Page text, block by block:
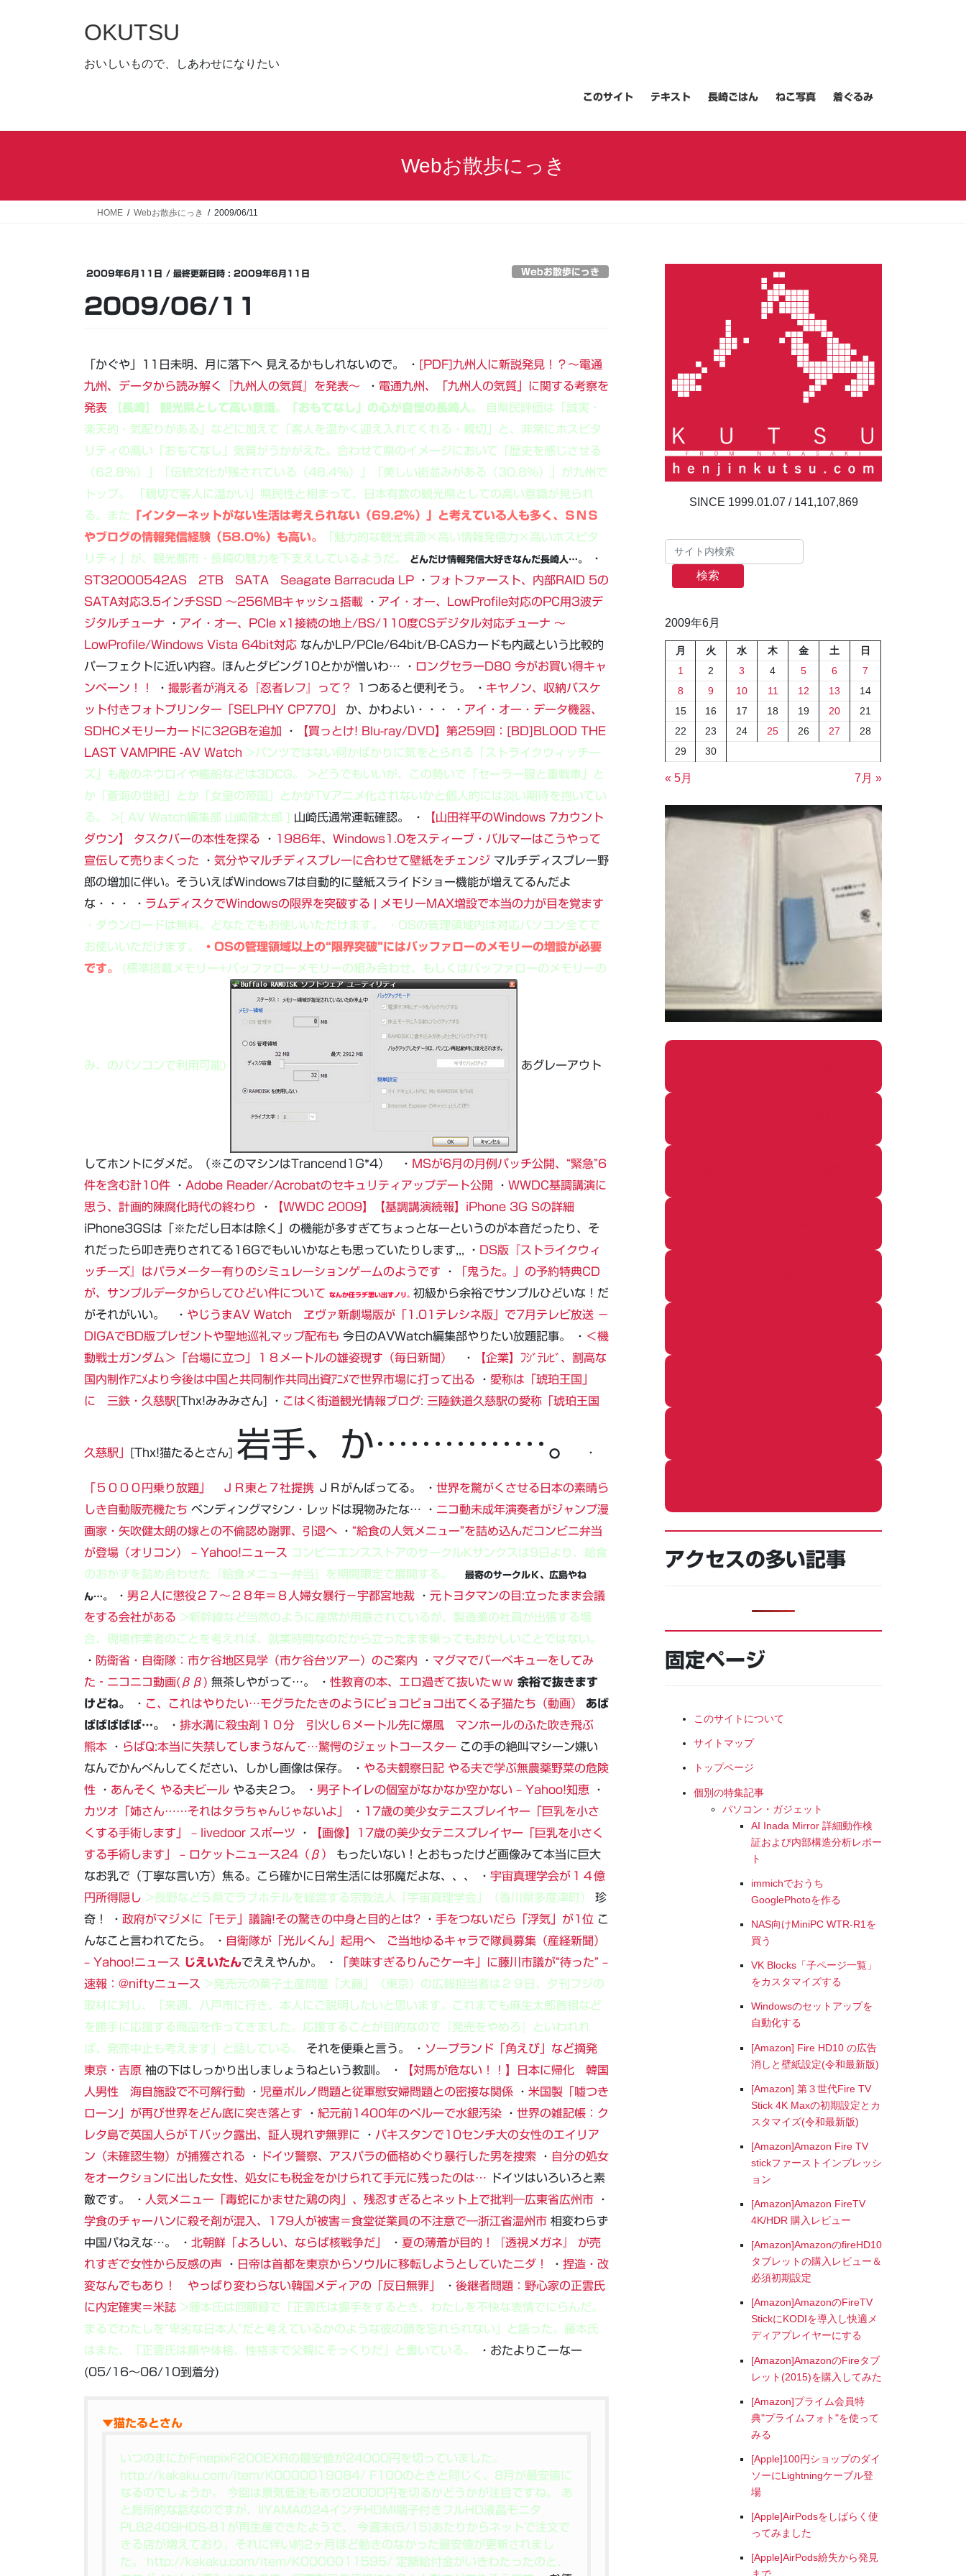
キ
に
OKUTSU
おいしいもので、しあわせになりたい
このサイト テキスト 長崎ごはん ねこ写真 着ぐるみ
Webお散歩にっき
HOME Webお散歩にっき 2009/06/11
2009年6月11日 / 最終更新日時 : 2009年6月11日 Webお散歩にっき
2009/06/11
「かぐや」11日未明、月に落下へ 見えるかもしれないので。 ・ [PDF]九州人に新説発見！？～電通
九州、データから読み解く『九州人の気質』を発表～
・ 電通九州、「九州人の気質」に関する考察を
発表
【長崎】 観光県として高い意識。「おもてなし」の心が自慢の長崎人。
自県民評価は「誠実・
楽天的・気配りがある」などに加えて「客人を温かく迎え入れてくれる・親切」と、非常にホスピタ
リティの高い「おもてなし」気質がうかがえた。合わせて県のイメージにおいて「歴史を感じさせる
（62.8%）」「伝統文化が残されている（48.4%）」「美しい街並みがある（30.8%）」が九州で
トップ。 「親切で客人に温かい」県民性と相まって、日本有数の観光県としての高い意識が見られ
る。また 「インターネットがない生活は考えられない（69.2%）」と考えている人も多く、ＳＮＳ
やブログの情報発信経験（58.0%）も高い。
「魅力的な観光資源×高い情報発信力×高いホスピタ
リティ」が、観光都市・長崎の魅力を下支えしているようだ。
どんだけ情報発信大好きなんだ長崎人…。
・
ST32000542AS 2TB SATA Seagate Barracuda LP ・ フォトファースト、内部RAID 5の
SATA対応3.5インチSSD ～256MBキャッシュ搭載 ・ アイ・オー、LowProfile対応のPC用3波デ
ジタルチューナ ・ アイ・オー、PCIe x1接続の地上/BS/110度CSデジタル対応チューナ ～
LowProfile/Windows Vista 64bit対応 なんかLP/PCIe/64bit/B-CASカードも内蔵という比較的
パーフェクトに近い内容。ほんとダビング10とかが憎いわ… ・ ロングセラーD80 今がお買い得キャ
ンペーン！！
・ 撮影者が消える『忍者レフ』って？ １つあると便利そう。 ・ キヤノン、収納バスケ
ット付きフォトプリンター「SELPHY CP770」
か、かわよい・・・ ・ アイ・オー・データ機器、
SDHCメモリーカードに32GBを追加
・
【買っとけ! Blu-ray/DVD】第259回：[BD]BLOOD THE
LAST VAMPIRE -AV Watch >パンツではない何かばかりに気をとられる「ストライクウィッチー
ズ」も敵のネウロイや艦船などは3DCG。
>どうでもいいが、この勢いで「セーラー服と重戦車」と
か「蒼海の世紀」とか「女皇の帝国」とかがTVアニメ化されないかと個人的には淡い期待を抱いてい
る。
>[ AV Watch編集部 山崎健太郎 ] 山崎氏通常運転確認。 ・
【山田祥平のWindows 7カウント
ダウン】 タスクバーの本性を探る ・ 1986年、Windows1.0をスティーブ・バルマーはこうやって
宣伝して売りまくった ・ 気分やマルチディスプレーに合わせて壁紙をチェンジ マルチディスプレー野
郎の増加に伴い。そういえばWindows7は自動的に壁紙スライドショー機能が増えてるんだよ
な・・・ ・ ラムディスクでWindowsの限界を突破する | メモリーMAX増設で本当の力が目を覚ます
・ダウンロードは無料。どなたでもお使いいただけます。 ・OSの管理領域内は対応パソコン全てで
お使いいただけます。
・OSの管理領域以上の“限界突破”にはバッファローのメモリーの増設が必要
です。
(標準搭載メモリー+バッファローメモリーの組み合わせ、もしくはバッファローのメモリーの
み、のパソコンで利用可能) あグレーアウト
してホントにダメだ。（※このマシンはTrancend1G*4） ・ MSが6月の月例パッチ公開、“緊急”6
件を含む計10件 ・ Adobe Reader/Acrobatのセキュリティアップデート公開 ・ WWDC基調講演に
思う、計画的陳腐化時代の終わり
・
【WWDC 2009】【基調講演続報】iPhone 3G Sの詳細
iPhone3GSは「※ただし日本は除く」の機能が多すぎてちょっとなーというのが本音だったり、そ
れだったら叩き売りされてる16Gでもいいかなとも思っていたりします,,, ・ DS版『ストライクウィ
ッチーズ』はパラメーター有りのシミュレーションゲームのようです ・
「鬼うた。」の予約特典CD
が、サンプルデータからしてひどい件について
なんか任ラヂ思い出すノリ。 初級から余裕でサンプルひどいな！だ
がそれがいい。 ・ やじうまAV Watch ヱヴァ新劇場版が「1.01テレシネ版」で7月テレビ放送 －
DIGAでBD版プレゼントや聖地巡礼マップ配布も 今日のAVWatch編集部やりたい放題記事。 ・ ＜機
動戦士ガンダム＞「台場に立つ」１８メートルの雄姿現す（毎日新聞）
・
【企業】ﾌｼﾞﾃﾚﾋﾞ、割高な
国内制作ｱﾆﾒより今後は中国と共同制作共同出資ｱﾆﾒで世界市場に打って出る ・ 愛称は「琥珀王国」
に 三鉄・久慈駅 [Thx!みみみさん] ・ こはく街道観光情報ブログ: 三陸鉄道久慈駅の愛称「琥珀王国
久慈駅」 [Thx!猫たるとさん] 岩手、か……………。 ・
「５０００円乗り放題」 ＪＲ東と７社提携 ＪＲがんばってる。 ・ 世界を驚がくさせる日本の素晴ら
しき自動販売機たち ベンディングマシン・レッドは現物みたな… ・ ニコ動未成年演奏者がジャンプ漫
画家・矢吹健太朗の嫁との不倫認め謝罪、引退へ ・ “給食の人気メニュー”を詰め込んだコンビニ弁当
が登場（オリコン） – Yahoo!ニュース
コンビニエンスストアのサークルKサンクスは9日より、給食
のおかずを詰め合わせた『給食メニュー弁当』を期間限定で展開する。
最寄のサークルＫ、広島やね
ん…。 ・ 男２人に懲役２７～２８年＝８人婦女暴行－宇都宮地裁 ・ 元トヨタマンの目:立ったまま会議
をする会社がある >新幹線など当然のように座席が用意されているが、製造業の社員が出張する場
合、現場作業者のことを考えれば、就業時間なのだから立ったまま乗ってもおかしいことではない。
・ 防衛省・自衛隊：市ケ谷地区見学（市ケ谷台ツアー）のご案内 ・ マグマでバーベキューをしてみ
た‐ニコニコ動画(ββ) 無茶しやがって…。 ・ 性教育の本、エロ過ぎて抜いたｗｗ 余裕で抜きます
けどね。
・ こ、これはやりたい…モグラたたきのようにピョコピョコ出てくる子猫たち（動画）
あば
ばばばばば…。
・ 排水溝に殺虫剤１０分 引火し６メートル先に爆風 マンホールのふた吹き飛ぶ
熊本 ・ らばQ:本当に失禁してしまうなんて…驚愕のジェットコースター この手の絶叫マシーン嫌い
なんでかんべんしてください、しかし画像は保存。 ・ やる夫観察日記 やる夫で学ぶ無農薬野菜の危険
性 ・ あんそく やる夫ビール やる夫２つ。 ・ 男子トイレの個室がなかなか空かない – Yahoo!知恵 ・
カツオ「姉さん……それはタラちゃんじゃないよ」
・ 17歳の美少女テニスプレイヤー「巨乳を小さ
くする手術します」 – livedoor スポーツ ・
【画像】17歳の美少女テニスプレイヤー「巨乳を小さく
する手術します」 – ロケットニュース24（β）
もったいない！とおもったけど画像みて本当に巨大
なお乳で（丁寧な言い方）焦る。こら確かに日常生活には邪魔だよな、、、 ・ 宇宙真理学会が１４億
円所得隠し >長野など５県でラブホテルを経営する宗教法人「宇宙真理学会」（香川県多度津町）
珍
奇！ ・ 政府がマジメに「モテ」議論!その驚きの中身と目的とは? ・ 手をつないだら「浮気」が1位 こ
んなこと言われてたら。 ・ 自衛隊が「光ルくん」起用へ ご当地ゆるキャラで隊員募集（産経新聞）
– Yahoo!ニュース
じえいたんでええやんか。 ・
「美味すぎるりんごケーキ」に藤川市議が“待った” –
速報：@niftyニュース >発売元の菓子土産問屋「大藤」（東京）の広報担当者は２９日、夕刊フジの
取材に対し、「来週、八戸市に行き、本人にご説明したいと思います。これまでも麻生太郎首相など
を勝手に応援する商品を作ってきました。応援することが目的なので『発売をやめろ』といわれれ
ば、発売中止も考えます」と話している。
それを便乗と言う。 ・ ソープランド「角えび」など摘発
東京・吉原 袖の下はしっかり出しましょうねという教訓。 ・
【対馬が危ない！！】日本に帰化 韓国
人男性 海自施設で不可解行動 ・ 児童ポルノ問題と従軍慰安婦問題との密接な関係 ・ 米国製「嘘つき
ローン」が再び世界をどん底に突き落とす ・ 紀元前1400年のペルーで水銀汚染 ・ 世界の雑記帳：ク
レタ島で英国人らがＴバック露出、証人現れず無罪に
・ パキスタンで10センチ大の女性のエイリア
ン（未確認生物）が捕獲される ・ ドイツ警察、アスパラの価格めぐり暴行した男を捜索 ・ 自分の処女
をオークションに出した女性、処女にも税金をかけられて手元に残ったのは… ドイツはいろいろと素
敵です。 ・ 人気メニュー「毒蛇にかませた鶏の肉」、残忍すぎるとネット上で批判―広東省広州市 ・
学食のチャーハンに殺そ剤が混入、179人が被害＝食堂従業員の不注意で―浙江省温州市 相変わらず
中国パねえな…。 ・ 北朝鮮「よろしい、ならば核戦争だ」 ・ 夏の薄着が目的！『透視メガネ』 が売
れすぎで女性から反感の声 ・ 日帝は首都を東京からソウルに移転しようとしていたニダ！ ・ 捏造・改
変なんでもあり！ やっぱり変わらない韓国メディアの「反日無罪」
・ 後継者問題：野心家の正雲氏
に内定確実＝米誌 >藤本氏は回顧録で「正雲氏は握手をするとき、わたしを不快な表情でにらんだ。
まるでわたしを“卑劣な日本人”だと考えているかのような彼の顔を忘れられない」と語った。藤本氏
はまた、「正雲氏は顔や体格、性格まで父親にそっくりだ」と書いている。
・おたよりこーなー
(05/16～06/10到着分)
▼猫たるとさん
いつのまにかFinepixF200EXRの最安値が24000円を切っていました。
http://kakaku.com/item/K0000019084/ F100のときと同じく、8月が最安値に
なるのでしょうか。 今回は景気低迷もあり20000円を切るかどうかが注目ですね。 あ
と局所的な話なのですが、IIYAMAの24インチHDMI端子付きフルHD液晶モニタ
PLB2409HDS-B1が再生産できたようで、 今週末(5/15)あたりからネットで注文で
きる店が増えており、それに伴い約2ヶ月ほど動きのなかった最安値が更新されまし
た。 http://kakaku.com/item/K0000011595/ 定額給付金がいきわたったのと、
141,107,869
検索
2009年6月
月 火 水 木 金 土
日
1
2 3 4 5 6
7
8
9 10 11 12 13
14
15
16 17 18 19 20
21
22
23 24 25 26 27
28
29
30
« 5月 7月 »
アクセスの多い記事
固定ページ
このサイトについて
サイトマップ
トップページ
個別の特集記事
パソコン・ガジェット
AI Inada Mirror 詳細動作検
証および内部構造分析レポー
ト
immichでおうち
GooglePhotoを作る
NAS向けMiniPC WTR-R1を
買う
VK Blocks「子ページ一覧」
をカスタマイズする
Windowsのセットアップを
自動化する
[Amazon] Fire HD10 の広告
消しと壁紙設定(令和最新版)
[Amazon] 第３世代Fire TV
Stick 4K Maxの初期設定とカ
スタマイズ(令和最新版)
[Amazon]Amazon Fire TV
stickファーストインプレッシ
ョン
[Amazon]Amazon FireTV
4K/HDR 購入レビュー
[Amazon]AmazonのfireHD10
タブレットの購入レビュー＆
必須初期設定
[Amazon]AmazonのFireTV
StickにKODIを導入し快適メ
ディアプレイヤーにする
[Amazon]AmazonのFireタブ
レット(2015)を購入してみた
[Amazon]プライム会員特
典"プライムフォト"を使って
みる
[Apple]100円ショップのダイ
ソーにLightningケーブル登
場
[Apple]AirPodsをしばらく使
ってみました
[Apple]AirPods紛失から発見